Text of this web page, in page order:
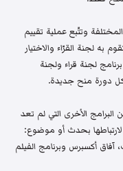
عبر برامجها المختلفة وتتّبع عملية تقييم
به لجنة القرّاء والاختيار
لجنة قراء ولجنة
دورة منح جديدة.
الأخرى التي لم تعد
لارتباطها بحدث أو موضوع:
آفاق أكسبرس وبرنامج الفيلم